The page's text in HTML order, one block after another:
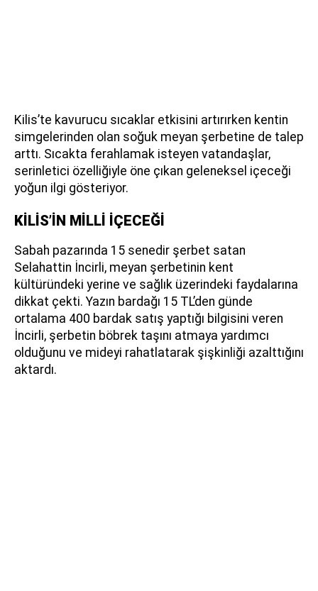
Kilis’te kavurucu sıcaklar etkisini artırırken kentin
simgelerinden olan soğuk meyan şerbetine de talep
arttı. Sıcakta ferahlamak isteyen vatandaşlar,
serinletici özelliğiyle öne çıkan geleneksel içeceği
yoğun ilgi gösteriyor.
KİLİS’İN MİLLİ İÇECEĞİ
Sabah pazarında 15 senedir şerbet satan
Selahattin İncirli, meyan şerbetinin kent
kültüründeki yerine ve sağlık üzerindeki faydalarına
dikkat çekti. Yazın bardağı 15 TL’den günde
ortalama 400 bardak satış yaptığı bilgisini veren
İncirli, şerbetin böbrek taşını atmaya yardımcı
olduğunu ve mideyi rahatlatarak şişkinliği azalttığını
aktardı.